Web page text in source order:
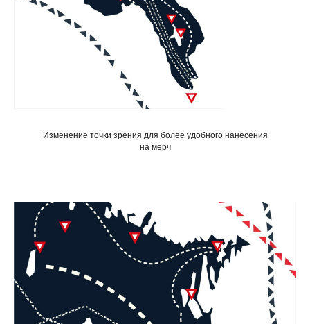
Изменение точки зрения для более удобного нанесения
на мерч